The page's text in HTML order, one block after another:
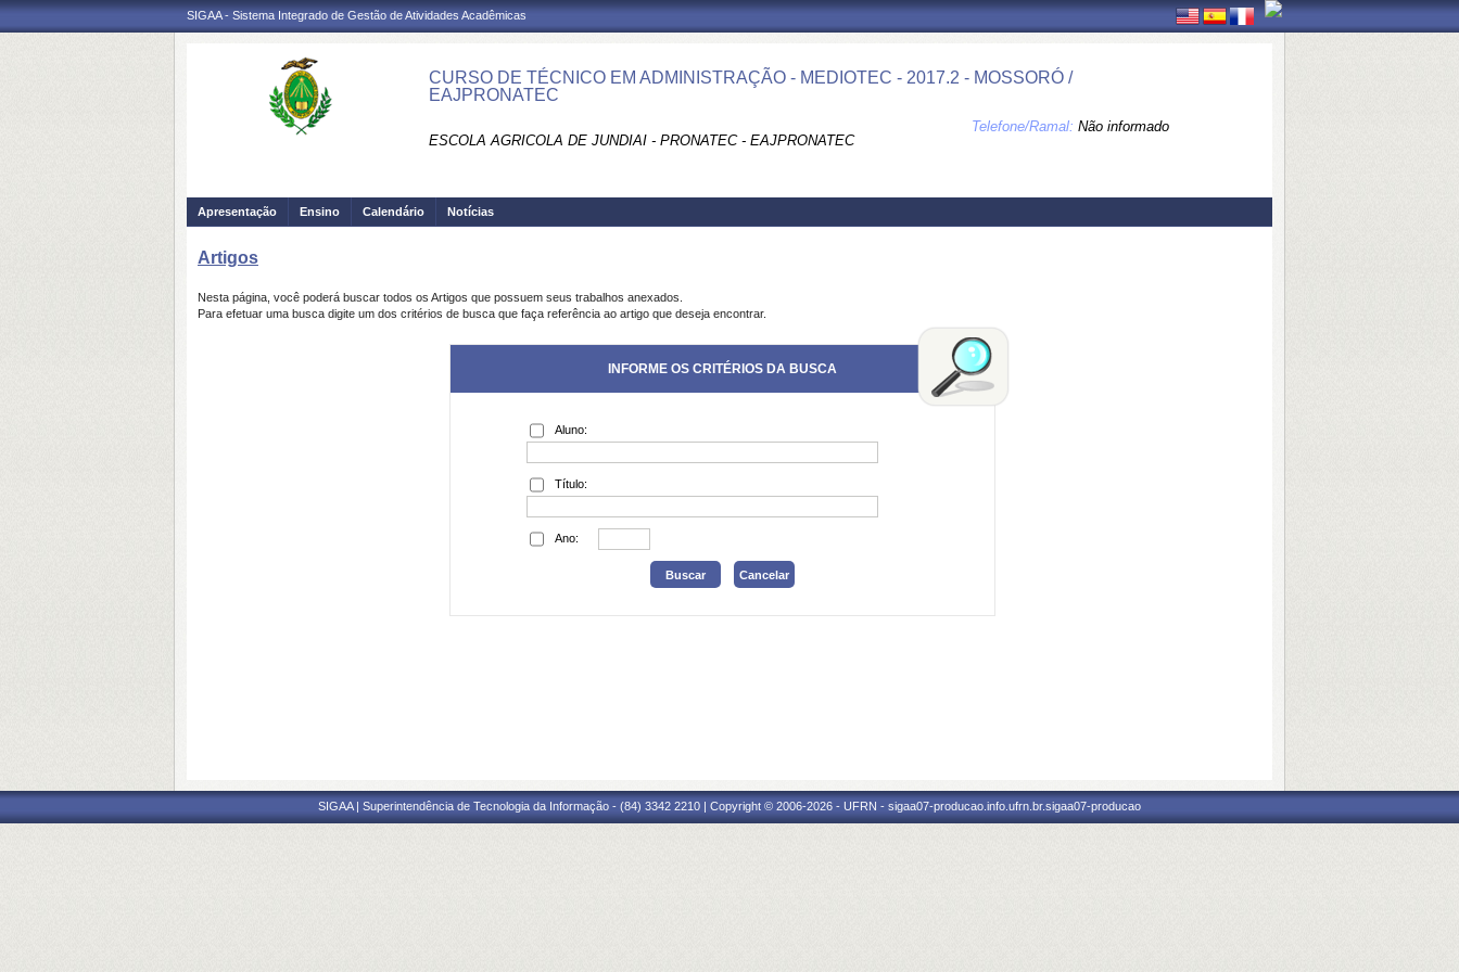
SIGAA - Sistema Integrado de Gestão de Atividades Acadêmicas
CURSO DE TÉCNICO EM ADMINISTRAÇÃO - MEDIOTEC - 2017.2 - MOSSORÓ /
EAJPRONATEC
ESCOLA AGRICOLA DE JUNDIAI - PRONATEC - EAJPRONATEC
Telefone/Ramal: Não informado
Apresentação Ensino Calendário Notícias
Artigos
Nesta página, você poderá buscar todos os Artigos que possuem seus trabalhos anexados.
Para efetuar uma busca digite um dos critérios de busca que faça referência ao artigo que deseja encontrar.
INFORME OS CRITÉRIOS DA BUSCA
Aluno:
Título:
Ano:
SIGAA | Superintendência de Tecnologia da Informação - (84) 3342 2210 | Copyright © 2006-2026 - UFRN - sigaa07-producao.info.ufrn.br.sigaa07-producao